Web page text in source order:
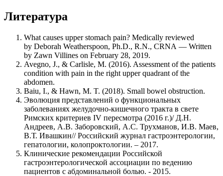
Литература
What causes upper stomach pain? Medically reviewed
by Deborah Weatherspoon, Ph.D., R.N., CRNA — Written
by Zawn Villines on February 28, 2019.
Avegno, J., & Carlisle, M. (2016). Assessment of the patients
condition with pain in the right upper quadrant of the
abdomen.
Baiu, I., & Hawn, M. T. (2018). Small bowel obstruction.
Эволюция представлений о функциональных
заболеваниях желудочно-кишечного тракта в свете
Римских критериев IV пересмотра (2016 г.)/ Д.Н.
Андреев, А.В. Заборовский, А.С. Трухманов, И.В. Маев,
В.Т. Ивашкин// Российский журнал гастроэнтерологии,
гепатологии, колопроктологии. – 2017.
Клинические рекомендации Российской
гастроэнтерологической ассоциации по ведению
пациентов с абдоминальной болью. - 2015.